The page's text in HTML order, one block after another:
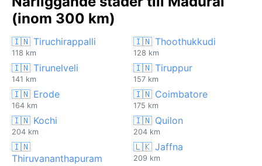
(inom 300 km)
🇮🇳 Tiruchirappalli
118 km
🇮🇳 Thoothukkudi
128 km
🇮🇳 Tirunelveli
141 km
🇮🇳 Tiruppur
157 km
🇮🇳 Erode
164 km
🇮🇳 Coimbatore
175 km
🇮🇳 Kochi
204 km
🇮🇳 Quilon
204 km
🇮🇳
Thiruvananthapuram
🇱🇰 Jaffna
209 km